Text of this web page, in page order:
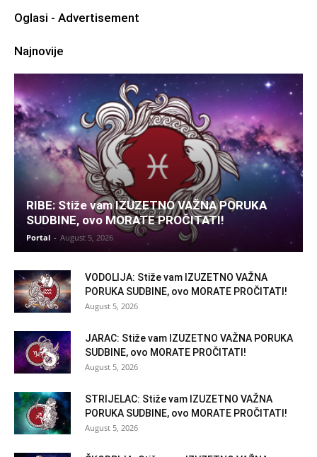
Oglasi - Advertisement
Najnovije
RIBE: Stiže vam IZUZETNO VAŽNA PORUKA
SUDBINE, ovo MORATE PROČITATI!
Portal - August 5, 2026
VODOLIJA: Stiže vam IZUZETNO VAŽNA
PORUKA SUDBINE, ovo MORATE PROČITATI!
August 5, 2026
JARAC: Stiže vam IZUZETNO VAŽNA PORUKA
SUDBINE, ovo MORATE PROČITATI!
August 5, 2026
STRIJELAC: Stiže vam IZUZETNO VAŽNA
PORUKA SUDBINE, ovo MORATE PROČITATI!
August 5, 2026